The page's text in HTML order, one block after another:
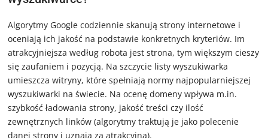
Algorytmy Google codziennie skanują strony internetowe i
oceniają ich jakość na podstawie konkretnych kryteriów. Im
atrakcyjniejsza według robota jest strona, tym większym cieszy
się zaufaniem i pozycją. Na szczycie listy wyszukiwarka
umieszcza witryny, które spełniają normy najpopularniejszej
wyszukiwarki na świecie. Na ocenę domeny wpływa m.in.
szybkość ładowania strony, jakość treści czy ilość
zewnętrznych linków (algorytmy traktują je jako polecenie
danej strony i uznają za atrakcyjną).